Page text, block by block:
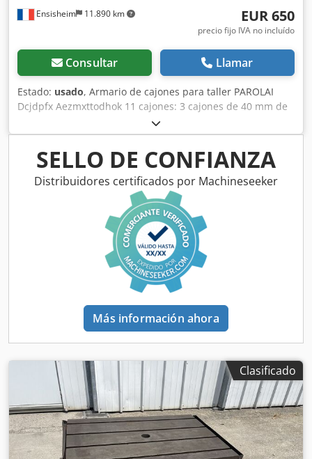
Ensisheim 11.890 km EUR 650
precio fijo IVA no incluído
Consultar Llamar
Estado: usado, Armario de cajones para taller PAROLAI
Dcjdpfx Aezmxttodhok 11 cajones: 3 cajones de 40 mm de
altura 6 cajones de 60 mm de altura 1 cajón de 150 mm de
altura 1 cajón de 90 mm de altura Dimensiones (L x An x
Al): 910 x 720 x 1110 mm Peso: aprox. 150 kg
SELLO DE CONFIANZA
Distribuidores certificados por Machineseeker
Más información ahora
Clasificado